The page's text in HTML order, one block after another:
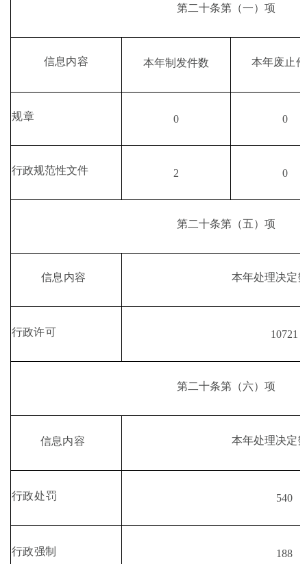
第二十条第 （一）项
信息内容 本年制发件数 本年废止
规章 0 0
行政规范性文件 2 0
第二十条第 （五）项
信息内容 本年处理决定
行政许可 10721
第二十条第 （六）项
信息内容 本年处理决定
行政处罚 540
行政强制 188